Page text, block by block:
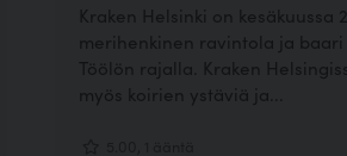
Kraken Helsinki on kesäkuussa
merihenkinen ravintola ja
Töölön rajalla. Kraken
myös koirien ystäviä ja...